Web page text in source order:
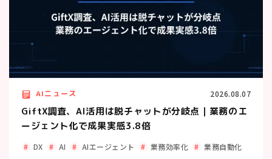
AIニュース 2026.08.07
GiftX調査、AI活用は脱チャットが分岐点｜業務のエ
ージェント化で成果実感3.8倍
DX AI AIエージェント 業務効率化 業務自動化